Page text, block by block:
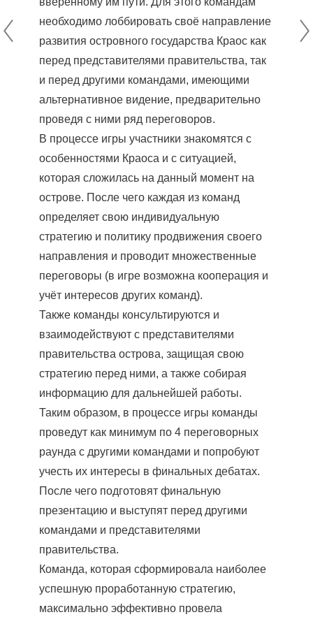
необходимо лоббировать своё направление
развития островного государства Краос как
перед представителями правительства, так
и перед другими командами, имеющими
альтернативное видение, предварительно
проведя с ними ряд переговоров.
В процессе игры участники знакомятся с
особенностями Краоса и с ситуацией,
которая сложилась на данный момент на
острове. После чего каждая из команд
определяет свою индивидуальную
стратегию и политику продвижения своего
направления и проводит множественные
переговоры (в игре возможна кооперация и
учёт интересов других команд).
Также команды консультируются и
взаимодействуют с представителями
правительства острова, защищая свою
стратегию перед ними, а также собирая
информацию для дальнейшей работы.
Таким образом, в процессе игры команды
проведут как минимум по 4 переговорных
раунда с другими командами и попробуют
учесть их интересы в финальных дебатах.
После чего подготовят финальную
презентацию и выступят перед другими
командами и представителями
правительства.
Команда, которая сформировала наиболее
успешную проработанную стратегию,
максимально эффективно провела